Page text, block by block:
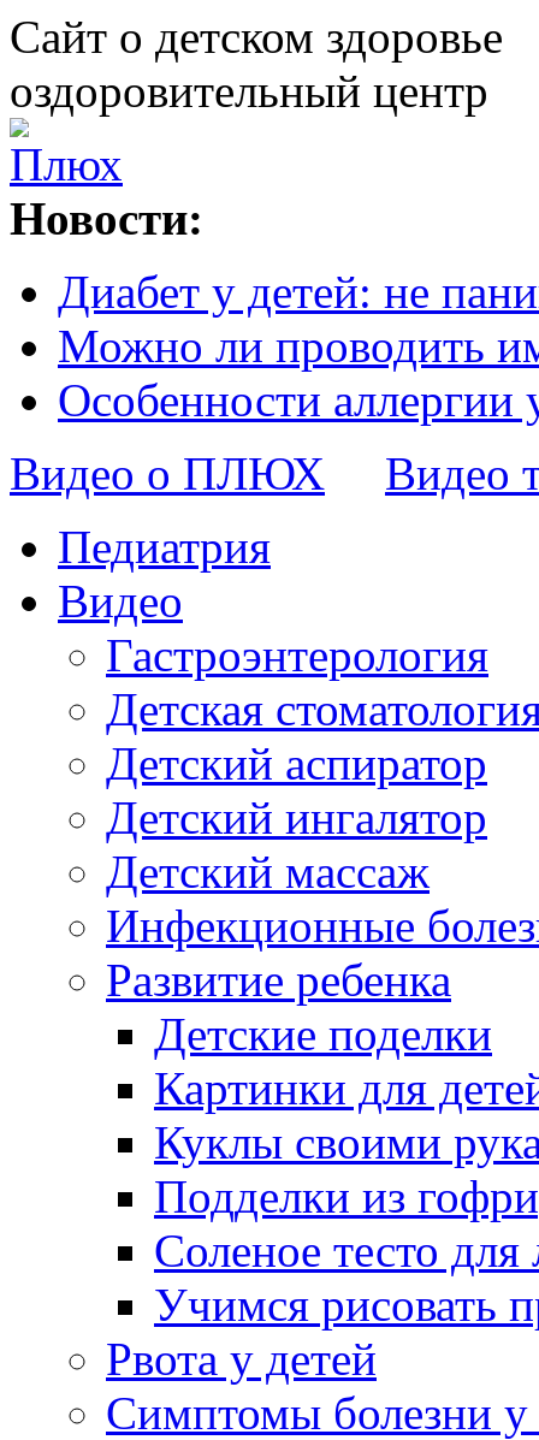
Сайт о детском здоровье
оздоровительный центр
Новости:
Диабет у детей: не
Можно ли проводить
Особенности аллергии
Видео о ПЛЮХ
Видео
Педиатрия
Видео
Гастроэнтерология
Детская
Детский аспиратор
Детский ингалятор
Детский массаж
Инфекционные
Развитие ребенка
Детские поделки
Картинки для
Куклы своими
Подделки из
Соленое тесто для
Учимся рисовать
Рвота у детей
Симптомы болезни у